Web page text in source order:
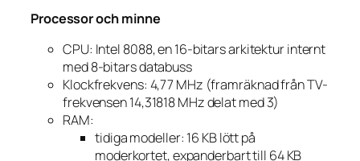
Processor och minne
CPU: Intel 8088, en 16-bitars arkitektur internt
med 8-bitars databuss
Klockfrekvens: 4,77 MHz (framräknad från TV-
frekvensen 14,31818 MHz delat med 3)
RAM:
tidiga modeller: 16 KB lött på
moderkortet, expanderbart till 64 KB